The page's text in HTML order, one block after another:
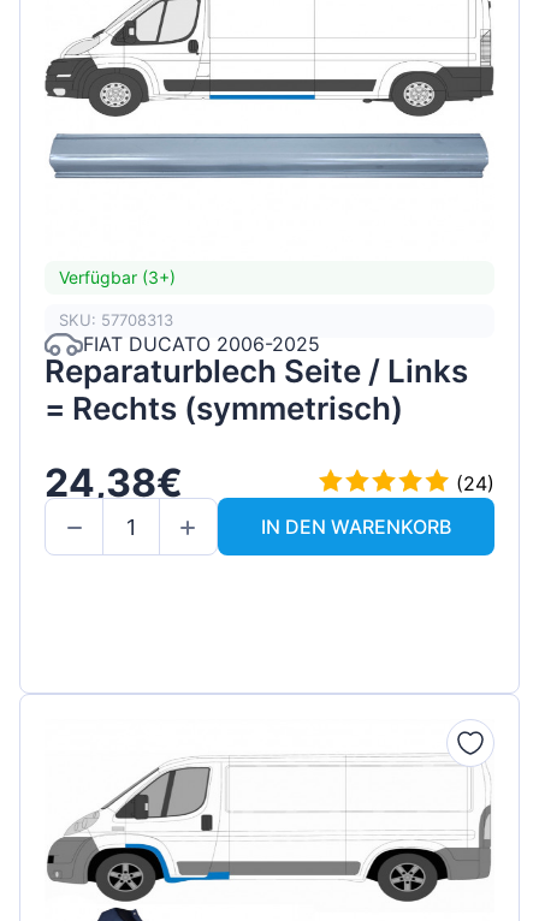
Verfügbar (3+)
SKU: 57708313
FIAT DUCATO 2006-2025
Reparaturblech Seite / Links
= Rechts (symmetrisch)
24,38€
(24)
IN DEN WARENKORB